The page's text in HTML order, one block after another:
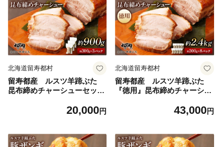
北海道留寿都村
留寿都産 ルスツ羊蹄ぶた
昆布締めチャーシューセット
900g】）【28011】20,000円
北海道留寿都村
留寿都産 ルスツ羊蹄ぶた
『徳用』昆布締めチャーシュ
ュー【約2.4kg】）【28012】
43,000円